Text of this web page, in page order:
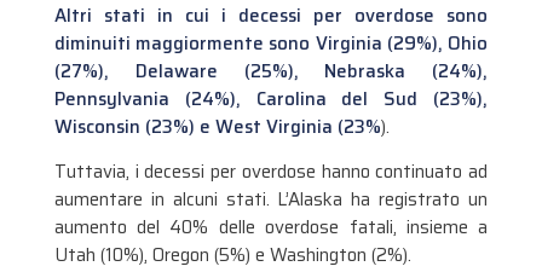
Altri stati in cui i decessi per overdose sono
diminuiti maggiormente sono Virginia (29%), Ohio
(27%), Delaware (25%), Nebraska (24%),
Pennsylvania (24%), Carolina del Sud (23%),
Wisconsin (23%) e West Virginia (23%).
Tuttavia, i decessi per overdose hanno continuato ad
aumentare in alcuni stati. L’Alaska ha registrato un
aumento del 40% delle overdose fatali, insieme a
Utah (10%), Oregon (5%) e Washington (2%).